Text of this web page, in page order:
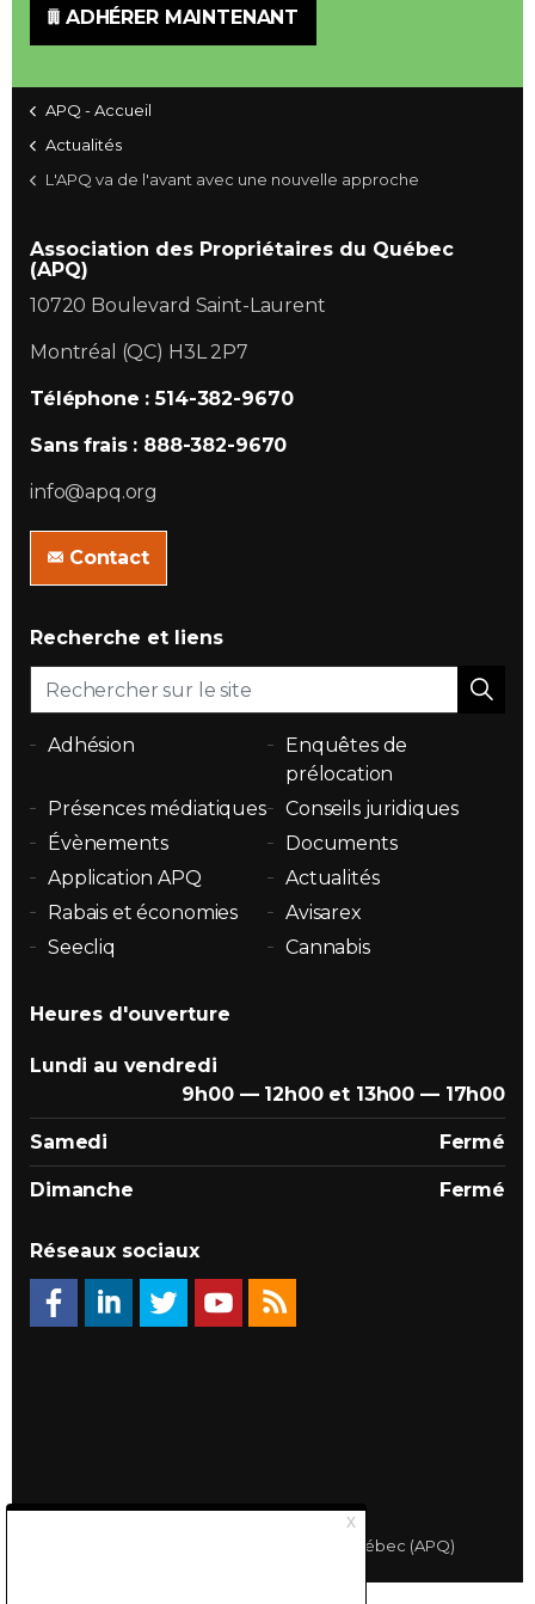
ADHÉRER MAINTENANT
APQ - Accueil
Actualités
L'APQ va de l'avant avec une nouvelle approche
Association des Propriétaires du Québec
(APQ)
10720 Boulevard Saint-Laurent
Montréal (QC) H3L 2P7
Téléphone : 514-382-9670
Sans frais : 888-382-9670
info@apq.org
Contact
Recherche et liens
Adhésion
Enquêtes de
prélocation
Présences médiatiques
Conseils juridiques
Évènements
Documents
Application APQ
Actualités
Rabais et économies
Avisarex
Seecliq
Cannabis
Heures d'ouverture
Lundi au vendredi
9h00 — 12h00 et 13h00 — 17h00
Samedi Fermé
Dimanche Fermé
Réseaux sociaux
© 2026 Association des Propriétaires du Québec (APQ)